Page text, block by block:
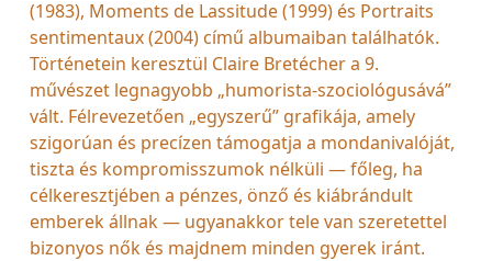
(1983), Moments de Lassitude (1999) és Portraits
sentimentaux (2004) című albumaiban találhatók.
Történetein keresztül Claire Bretécher a 9.
művészet legnagyobb „humorista-szociológusává”
vált. Félrevezetően „egyszerű” grafikája, amely
szigorúan és precízen támogatja a mondanivalóját,
tiszta és kompromisszumok nélküli — főleg, ha
célkeresztjében a pénzes, önző és kiábrándult
emberek állnak — ugyanakkor tele van szeretettel
bizonyos nők és majdnem minden gyerek iránt.